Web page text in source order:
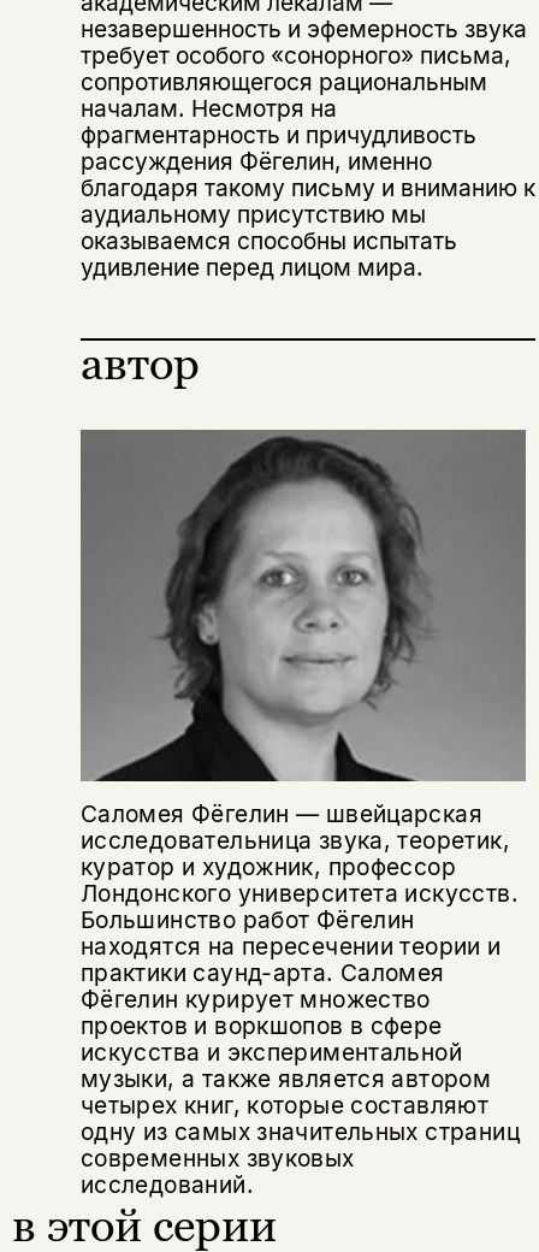
незавершенность и эфемерность звука
требует особого «сонорного» письма,
сопротивляющегося рациональным
началам. Несмотря на
фрагментарность и причудливость
рассуждения Фёгелин, именно
благодаря такому письму и вниманию к
аудиальному присутствию мы
оказываемся способны испытать
удивление перед лицом мира.
автор
Саломея Фёгелин — швейцарская
исследовательница звука, теоретик,
куратор и художник, профессор
Лондонского университета искусств.
Большинство работ Фёгелин
находятся на пересечении теории и
практики саунд-арта. Саломея
Фёгелин курирует множество
проектов и воркшопов в сфере
искусства и экспериментальной
музыки, а также является автором
четырех книг, которые составляют
одну из самых значительных страниц
современных звуковых
исследований.
в этой серии
Поделиться
Копировать
ссылку
ВконтактеТелеграм Дзен
Я соглашаюсь сПолитикой конфиденциальности
подписаться
Я соглашаюсь сПолитикой конфиденциальности
подписаться
вам уже исполнилось 18 лет?
да
нет, вернуться назад